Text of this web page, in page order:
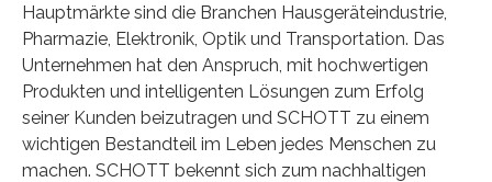
Hauptmärkte sind die Branchen Hausgeräteindustrie,
Pharmazie, Elektronik, Optik und Transportation. Das
Unternehmen hat den Anspruch, mit hochwertigen
Produkten und intelligenten Lösungen zum Erfolg
seiner Kunden beizutragen und SCHOTT zu einem
wichtigen Bestandteil im Leben jedes Menschen zu
machen. SCHOTT bekennt sich zum nachhaltigen